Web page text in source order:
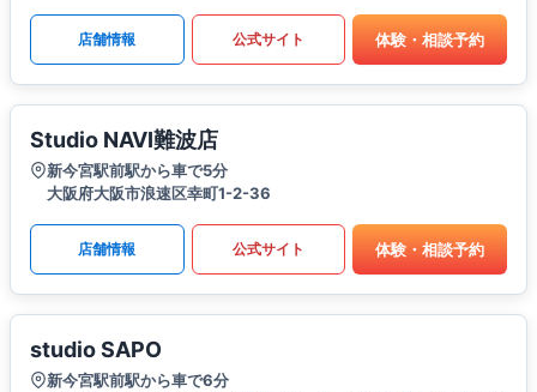
店舗情報 公式サイト 体験・相談予約
Studio NAVI難波店
新今宮駅前駅から車で5分
大阪府大阪市浪速区幸町1-2-36
店舗情報 公式サイト 体験・相談予約
studio SAPO
新今宮駅前駅から車で6分